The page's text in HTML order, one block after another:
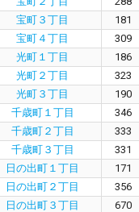
宝町３丁目
181
宝町４丁目
309
光町１丁目
186
光町２丁目
323
光町３丁目
190
千歳町１丁目
346
千歳町２丁目
333
千歳町３丁目
331
日の出町１丁目
171
日の出町２丁目
356
日の出町３丁目
670